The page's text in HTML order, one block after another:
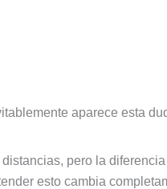
aparece esta
pero la
esto cambia